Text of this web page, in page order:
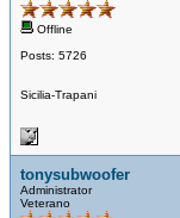
Offline
Posts: 5726
Sicilia-Trapani
tonysubwoofer
Administrator
Veterano